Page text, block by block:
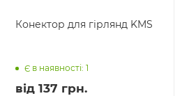
Конектор для гірлянд KMS
Є в наявності: 1
від 137 грн.